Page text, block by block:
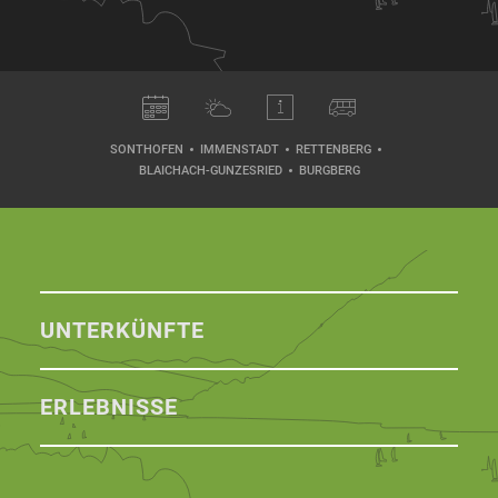
SONTHOFEN IMMENSTADT
RETTENBERG
BLAICHACH-GUNZESRIED
BURGBERG
UNTERKÜNFTE
ERLEBNISSE